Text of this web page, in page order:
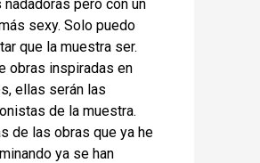
nadadoras pero con un
sexy. Solo puedo
que la muestra ser.
obras inspiradas en
ellas serán las
de la muestra.
de las obras que ya he
ya se han